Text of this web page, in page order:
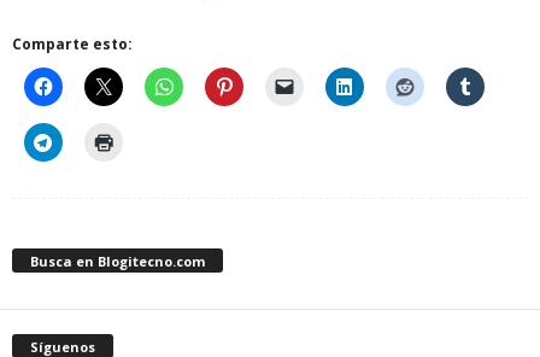
Comparte esto:
Busca en Blogitecno.com
Síguenos